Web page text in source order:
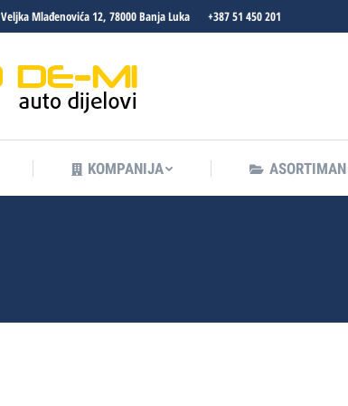
Veljka Mlađenovića 12, 78000 Banja Luka +387 51 450 201
KOMPANIJA ASORTIMAN
KOMPANIJA ASORTIMAN